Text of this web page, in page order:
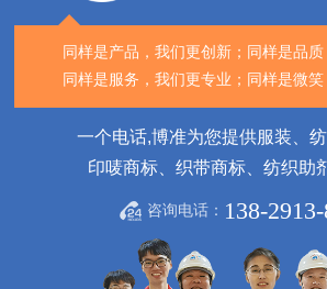
同样是产品，我们更创新； 同样是品质
同样是服务，我们更专业； 同样是微笑
一个电话,博准为您提供服装、
印唛商标、织带商标、纺织助
咨询电话： 138-